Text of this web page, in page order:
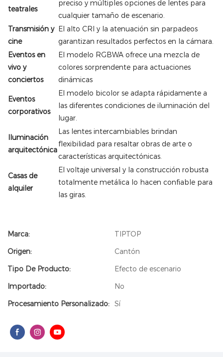
teatrales
preciso y múltiples opciones de lentes para
cualquier tamaño de escenario.
Transmisión y
cine
El alto CRI y la atenuación sin parpadeos
garantizan resultados perfectos en la cámara.
Eventos en
vivo y
conciertos
El modelo RGBWA ofrece una mezcla de
colores sorprendente para actuaciones
dinámicas
Eventos
corporativos
El modelo bicolor se adapta rápidamente a
las diferentes condiciones de iluminación del
lugar.
Iluminación
arquitectónica
Las lentes intercambiables brindan
flexibilidad para resaltar obras de arte o
características arquitectónicas.
Casas de
alquiler
El voltaje universal y la construcción robusta
totalmente metálica lo hacen confiable para
las giras.
Marca:
TIPTOP
Origen:
Cantón
Tipo De Producto:
Efecto de escenario
Importado:
No
Procesamiento Personalizado: Sí